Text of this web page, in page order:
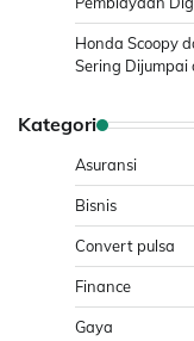
Honda Scoopy
Sering Dijumpai
Kategori
Asuransi
Bisnis
Convert pulsa
Finance
Gaya